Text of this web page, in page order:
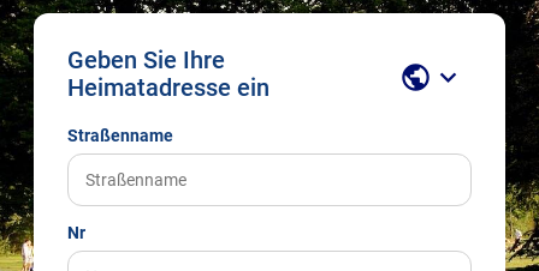
Geben Sie Ihre
Heimatadresse ein
public keyboard_arrow_down
Straßenname
Nr